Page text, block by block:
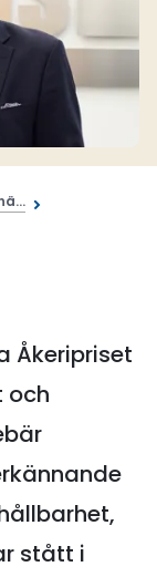
Åkeripriset
och
stått i